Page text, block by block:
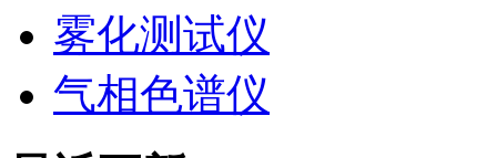
雾化测试仪
气相色谱仪